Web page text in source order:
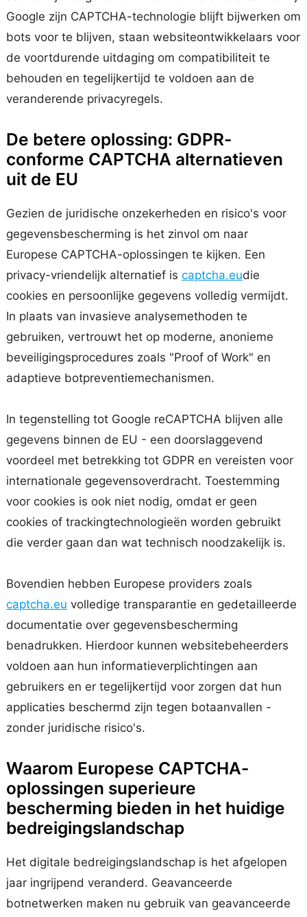
Google zijn CAPTCHA-technologie blijft bijwerken om
bots voor te blijven, staan websiteontwikkelaars voor
de voortdurende uitdaging om compatibiliteit te
behouden en tegelijkertijd te voldoen aan de
veranderende privacyregels.
De betere oplossing: GDPR-
conforme CAPTCHA alternatieven
uit de EU
Gezien de juridische onzekerheden en risico's voor
gegevensbescherming is het zinvol om naar
Europese CAPTCHA-oplossingen te kijken. Een
privacy-vriendelijk alternatief is captcha.eudie
cookies en persoonlijke gegevens volledig vermijdt.
In plaats van invasieve analysemethoden te
gebruiken, vertrouwt het op moderne, anonieme
beveiligingsprocedures zoals "Proof of Work" en
adaptieve botpreventiemechanismen.
In tegenstelling tot Google reCAPTCHA blijven alle
gegevens binnen de EU - een doorslaggevend
voordeel met betrekking tot GDPR en vereisten voor
internationale gegevensoverdracht. Toestemming
voor cookies is ook niet nodig, omdat er geen
cookies of trackingtechnologieën worden gebruikt
die verder gaan dan wat technisch noodzakelijk is.
Bovendien hebben Europese providers zoals
captcha.eu volledige transparantie en gedetailleerde
documentatie over gegevensbescherming
benadrukken. Hierdoor kunnen websitebeheerders
voldoen aan hun informatieverplichtingen aan
gebruikers en er tegelijkertijd voor zorgen dat hun
applicaties beschermd zijn tegen botaanvallen -
zonder juridische risico's.
Waarom Europese CAPTCHA-
oplossingen superieure
bescherming bieden in het huidige
bedreigingslandschap
Het digitale bedreigingslandschap is het afgelopen
jaar ingrijpend veranderd. Geavanceerde
botnetwerken maken nu gebruik van geavanceerde